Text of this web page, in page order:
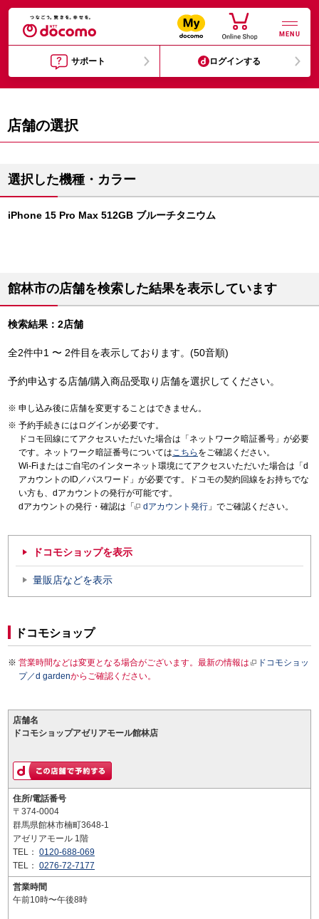
MENU
サポート ログインする
店舗の選択
選択した機種・カラー
iPhone 15 Pro Max 512GB ブルーチタニウム
館林市の店舗を検索した結果を表示しています
検索結果：2店舗
全2件中1 〜 2件目を表示しております。(50音順)
予約申込する店舗/購入商品受取り店舗を選択してください。
申し込み後に店舗を変更することはできません。
予約手続きにはログインが必要です。
ドコモ回線にてアクセスいただいた場合は「ネットワーク暗証番号」が必要
です。ネットワーク暗証番号についてはこちら をご確認ください。
Wi-Fiまたはご自宅のインターネット環境にてアクセスいただいた場合は「d
アカウントのID／パスワード」が必要です。ドコモの契約回線をお持ちでな
い方も、dアカウントの発行が可能です。
dアカウントの発行・確認は「
dアカウント発行 」でご確認ください。
ドコモショップを表示
量販店などを表示
ドコモショップ
営業時間などは変更となる場合がございます。最新の情報は
ドコモショッ
プ／d gardenからご確認ください。
店舗名
ドコモショップアゼリアモール館林店
住所/電話番号
〒374-0004
群馬県館林市楠町3648-1
アゼリアモール 1階
TEL： 0120-688-069
TEL： 0276-72-7177
営業時間
午前10時〜午後8時